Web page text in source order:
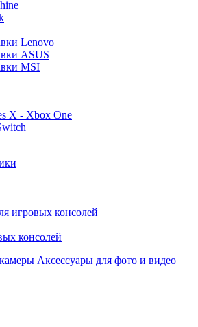
Lenovo
ASUS
MSI
X - Xbox One
игровых консолей
консолей
Аксессуары для фото и видео